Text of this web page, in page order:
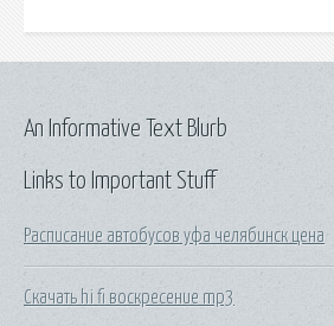
Links to Important Stuff
Расписание автобусов уфа челябинск цена
Скачать hi fi воскресение mp3
An Informative Text Blurb